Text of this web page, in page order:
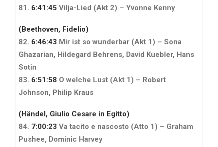
81. 6:41:45 Vilja-Lied (Akt 2) – Yvonne Kenny
(Beethoven, Fidelio)
82. 6:46:43 Mir ist so wunderbar (Akt 1) – Sona
Ghazarian, Hildegard Behrens, David Kuebler, Hans
Sotin
83. 6:51:58 O welche Lust (Akt 1) – Robert
Johnson, Philip Kraus
(Händel, Giulio Cesare in Egitto)
84. 7:00:23 Va tacito e nascosto (Atto 1) – Graham
Pushee, Dominic Harvey